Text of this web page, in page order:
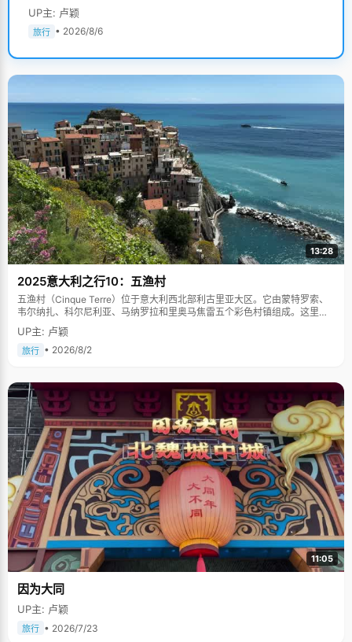
UP主: 卢颖
旅行 • 2026/8/6
13:28
2025意大利之行10：五渔村
五渔村（Cinque Terre）位于意大利西北部利古里亚大区。它由蒙特罗索、
韦尔纳扎、科尔尼利亚、马纳罗拉和里奥马焦雷五个彩色村镇组成。这里依
山傍海，房屋色彩斑斓，1997年被列为世界文化遗产。
UP主: 卢颖
旅行 • 2026/8/2
11:05
因为大同
UP主: 卢颖
旅行 • 2026/7/23